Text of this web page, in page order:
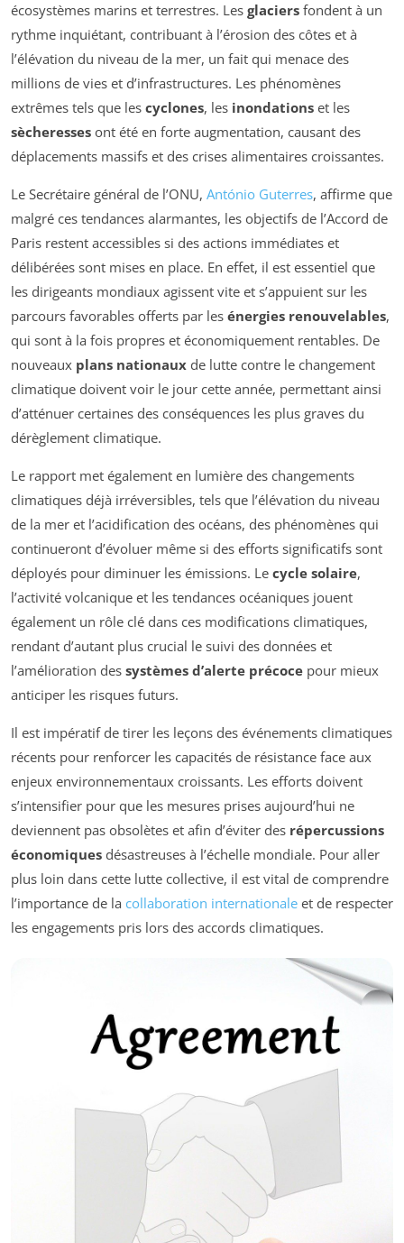
écosystèmes marins et terrestres. Les glaciers fondent à un
rythme inquiétant, contribuant à l’érosion des côtes et à
l’élévation du niveau de la mer, un fait qui menace des
millions de vies et d’infrastructures. Les phénomènes
extrêmes tels que les cyclones, les inondations et les
sècheresses ont été en forte augmentation, causant des
déplacements massifs et des crises alimentaires croissantes.
Le Secrétaire général de l’ONU, António Guterres, affirme que
malgré ces tendances alarmantes, les objectifs de l’Accord de
Paris restent accessibles si des actions immédiates et
délibérées sont mises en place. En effet, il est essentiel que
les dirigeants mondiaux agissent vite et s’appuient sur les
parcours favorables offerts par les énergies renouvelables,
qui sont à la fois propres et économiquement rentables. De
nouveaux plans nationaux de lutte contre le changement
climatique doivent voir le jour cette année, permettant ainsi
d’atténuer certaines des conséquences les plus graves du
dérèglement climatique.
Le rapport met également en lumière des changements
climatiques déjà irréversibles, tels que l’élévation du niveau
de la mer et l’acidification des océans, des phénomènes qui
continueront d’évoluer même si des efforts significatifs sont
déployés pour diminuer les émissions. Le cycle solaire,
l’activité volcanique et les tendances océaniques jouent
également un rôle clé dans ces modifications climatiques,
rendant d’autant plus crucial le suivi des données et
l’amélioration des systèmes d’alerte précoce pour mieux
anticiper les risques futurs.
Il est impératif de tirer les leçons des événements climatiques
récents pour renforcer les capacités de résistance face aux
enjeux environnementaux croissants. Les efforts doivent
s’intensifier pour que les mesures prises aujourd’hui ne
deviennent pas obsolètes et afin d’éviter des répercussions
économiques désastreuses à l’échelle mondiale. Pour aller
plus loin dans cette lutte collective, il est vital de comprendre
l’importance de la collaboration internationale et de respecter
les engagements pris lors des accords climatiques.